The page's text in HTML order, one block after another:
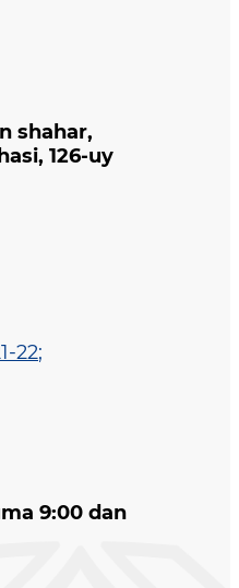
shahar,
126-uy
22;
9:00 dan